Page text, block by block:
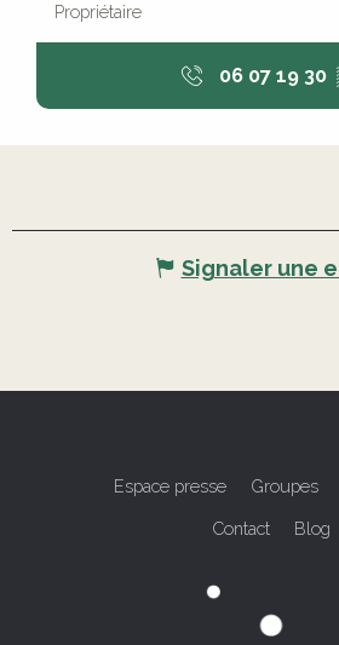
Propriétaire
06 07 19 30
Signaler une
Espace presse Groupes
Contact Blog